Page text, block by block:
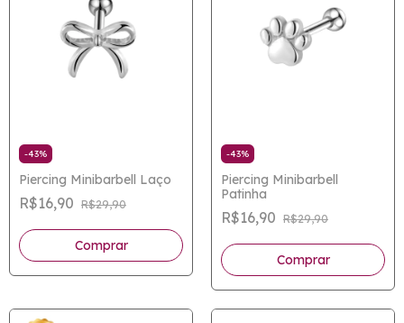
-43%
Piercing Minibarbell Laço
R$16,90 R$29,90
-43%
Piercing Minibarbell
Patinha
R$16,90 R$29,90